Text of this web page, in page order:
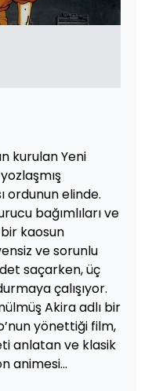
kurulan Yeni
ordunun elinde.
bağımlıları ve
kaosun
ve sorunlu
saçarken, üç
çalışıyor.
Akira adlı bir
yönettiği film,
anlatan ve klasik
animesi...